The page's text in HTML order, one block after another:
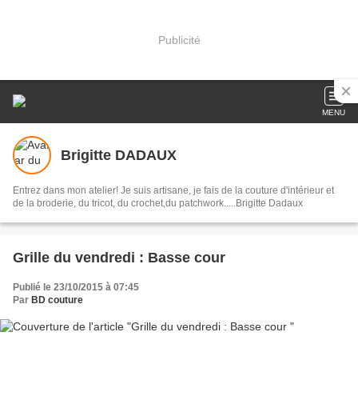
Publicité
MENU
Brigitte DADAUX
Entrez dans mon atelier! Je suis artisane, je fais de la couture d'intérieur et
de la broderie, du tricot, du crochet,du patchwork.....Brigitte Dadaux
Grille du vendredi : Basse cour
Publié le 23/10/2015 à 07:45
Par BD couture